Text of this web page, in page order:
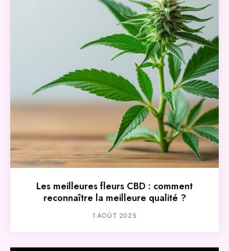
Les meilleures fleurs CBD : comment
reconnaître la meilleure qualité ?
1 AOÛT 2025